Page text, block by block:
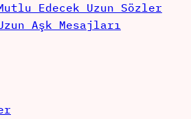
Edecek Uzun Sözler
Aşk Mesajları